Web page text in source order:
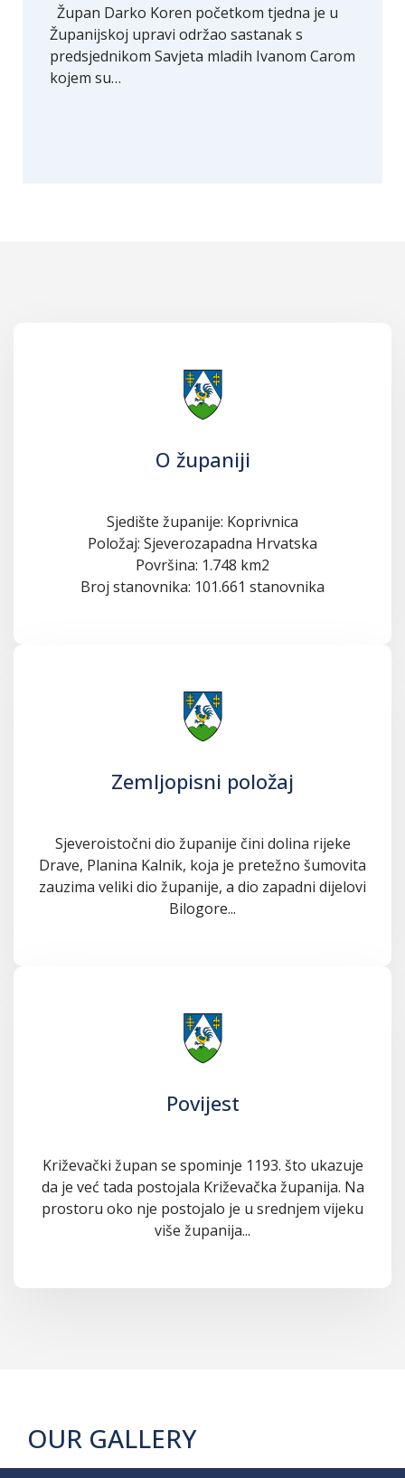
Župan Darko Koren početkom tjedna je u
Županijskoj upravi održao sastanak s
predsjednikom Savjeta mladih Ivanom Carom
kojem su…
O županiji
Sjedište županije: Koprivnica
Položaj: Sjeverozapadna Hrvatska
Površina: 1.748 km2
Broj stanovnika: 101.661 stanovnika
Zemljopisni položaj
Sjeveroistočni dio županije čini dolina rijeke
Drave, Planina Kalnik, koja je pretežno šumovita
zauzima veliki dio županije, a dio zapadni dijelovi
Bilogore...
Povijest
Križevački župan se spominje 1193. što ukazuje
da je već tada postojala Križevačka županija. Na
prostoru oko nje postojalo je u srednjem vijeku
više županija...
OUR GALLERY